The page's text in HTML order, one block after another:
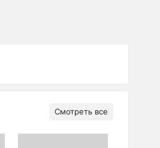
Смотреть все